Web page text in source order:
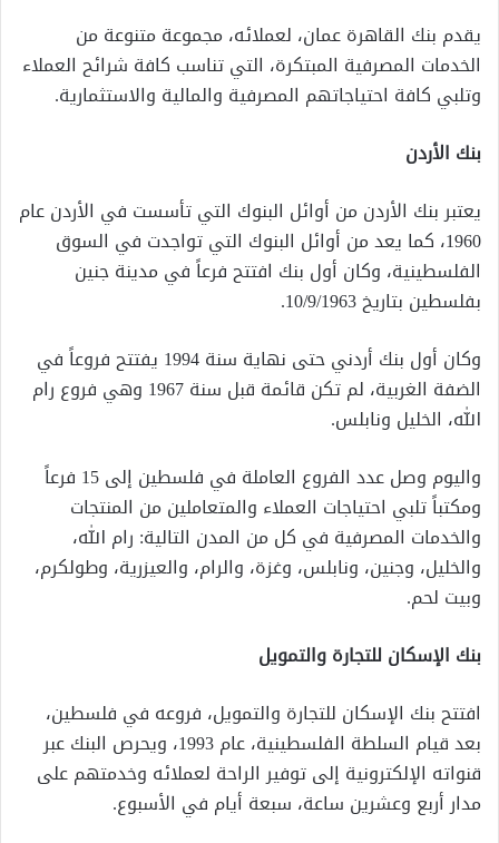
يقدم بنك القاهرة عمان، لعملائه، مجموعة متنوعة من
الخدمات المصرفية المبتكرة، التي تناسب كافة شرائح العملاء
وتلبي كافة احتياجاتهم المصرفية والمالية والاستثمارية.
بنك الأردن
يعتبر بنك الأردن من أوائل البنوك التي تأسست في الأردن عام
1960، كما يعد من أوائل البنوك التي تواجدت في السوق
الفلسطينية، وكان أول بنك افتتح فرعاً في مدينة جنين
بفلسطين بتاريخ 10/9/1963
.
وكان أول بنك أردني حتى نهاية سنة 1994 يفتتح فروعاً في
الضفة الغربية، لم تكن قائمة قبل سنة 1967 وهي فروع رام
الله، الخليل ونابلس.
واليوم وصل عدد الفروع العاملة في فلسطين إلى 15 فرعاً
ومكتباً تلبي احتياجات العملاء والمتعاملين من المنتجات
والخدمات المصرفية في كل من المدن التالية: رام الله،
والخليل، وجنين، ونابلس، وغزة، والرام، والعيزرية، وطولكرم،
وبيت لحم.
بنك الإسكان للتجارة والتمويل
افتتح بنك الإسكان للتجارة والتمويل، فروعه في فلسطين،
بعد قيام السلطة الفلسطينية، عام 1993، ويحرص البنك عبر
قنواته الإلكترونية إلى توفير الراحة لعملائه وخدمتهم على
مدار أربع وعشرين ساعة، سبعة أيام في الأسبوع.